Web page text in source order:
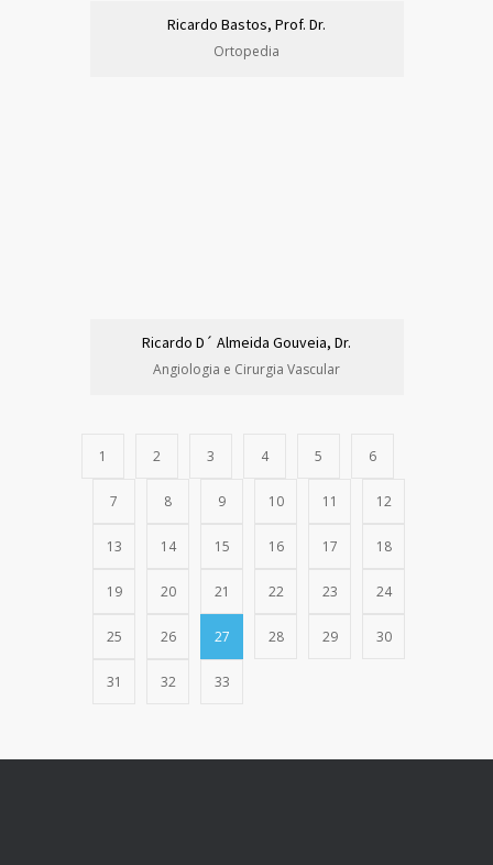
Ricardo Bastos, Prof. Dr.
Ortopedia
Ricardo D´ Almeida Gouveia, Dr.
Angiologia e Cirurgia Vascular
1 2 3 4 5 6
7 8 9 10 11 12
13 14 15 16 17 18
19 20 21 22 23 24
25 26 27 28 29 30
31 32 33